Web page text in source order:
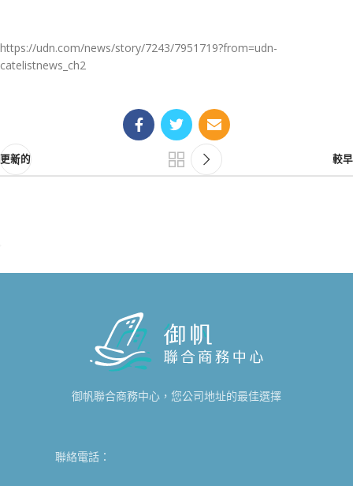
https://udn.com/news/story/7243/7951719?from=udn-
catelistnews_ch2
更新的 較早
御帆聯合商務中心，您公司地址的最佳選擇
聯絡電話：